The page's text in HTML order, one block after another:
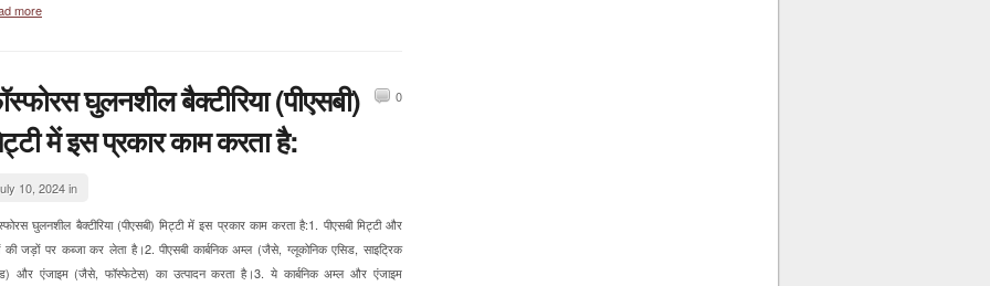
more
घुलनशील बैक्टीरिया (पीएसबी)
में इस प्रकार काम करता है:
0
10, 2024 in
घुलनशील बैक्टीरिया (पीएसबी) मिट्टी में इस प्रकार काम करता है:1. पीएसबी मिट्टी और
की जड़ों पर कब्जा कर लेता है।2. पीएसबी कार्बनिक अम्ल (जैसे, ग्लूकोनिक एसिड, साइट्रिक
और एंजाइम (जैसे, फॉस्फेटेस) का उत्पादन करता है।3. ये कार्बनिक अम्ल और एंजाइम